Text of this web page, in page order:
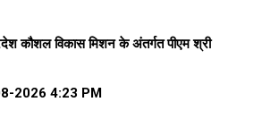
कौशल विकास मिशन के अंतर्गत पीएम श्री
2026 4:23 PM